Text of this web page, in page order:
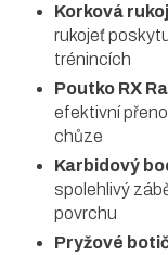
Korková
rukojeť
trénincích
Poutko RX
efektivní
chůze
Karbidový
spolehlivý
povrchu
Pryžové